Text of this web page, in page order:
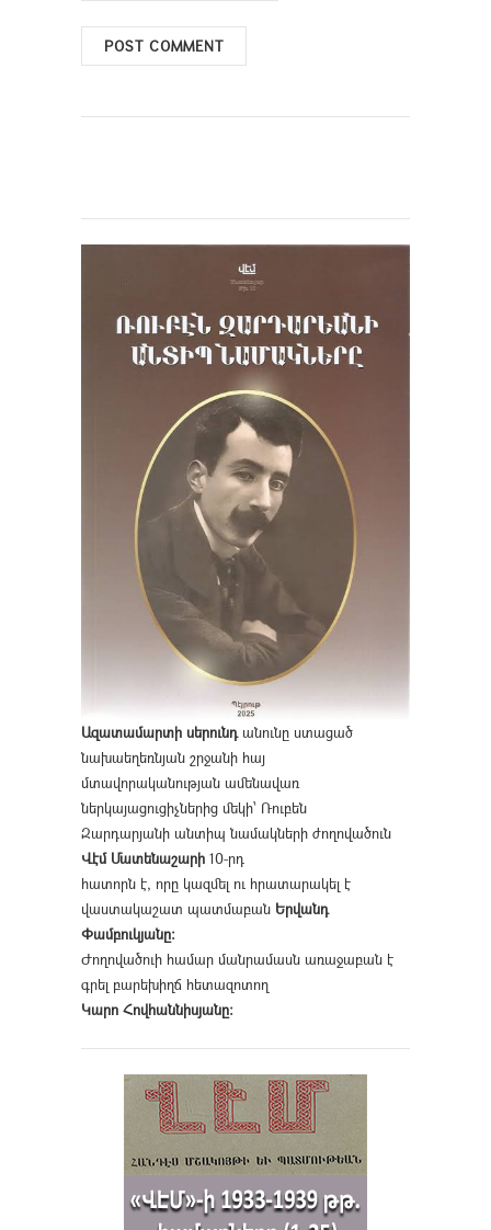
Ազատամարտի սերունդանունը ստացած
նախաեղեռնյան շրջանի հայ
մտավորականության ամենավառ
ներկայացուցիչներից մեկի՝ Ռուբեն
Զարդարյանի անտիպ նամակների ժողովածուն
Վէմ Մատենաշարի 10-րդ
հատորն է, որը կազմել ու հրատարակել է
վաստակաշատ պատմաբան Երվանդ
Փամբուկյանը։
Ժողովածուի համար մանրամասն առաջաբան է
գրել բարեխիղճ հետազոտող
Կարո Հովհաննիսյանը։